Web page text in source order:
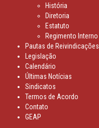
História
Diretoria
Estatuto
Regimento Interno
Pautas de Reivindicações
Legislação
Calendário
Últimas Notícias
Sindicatos
Termos de Acordo
Contato
GEAP